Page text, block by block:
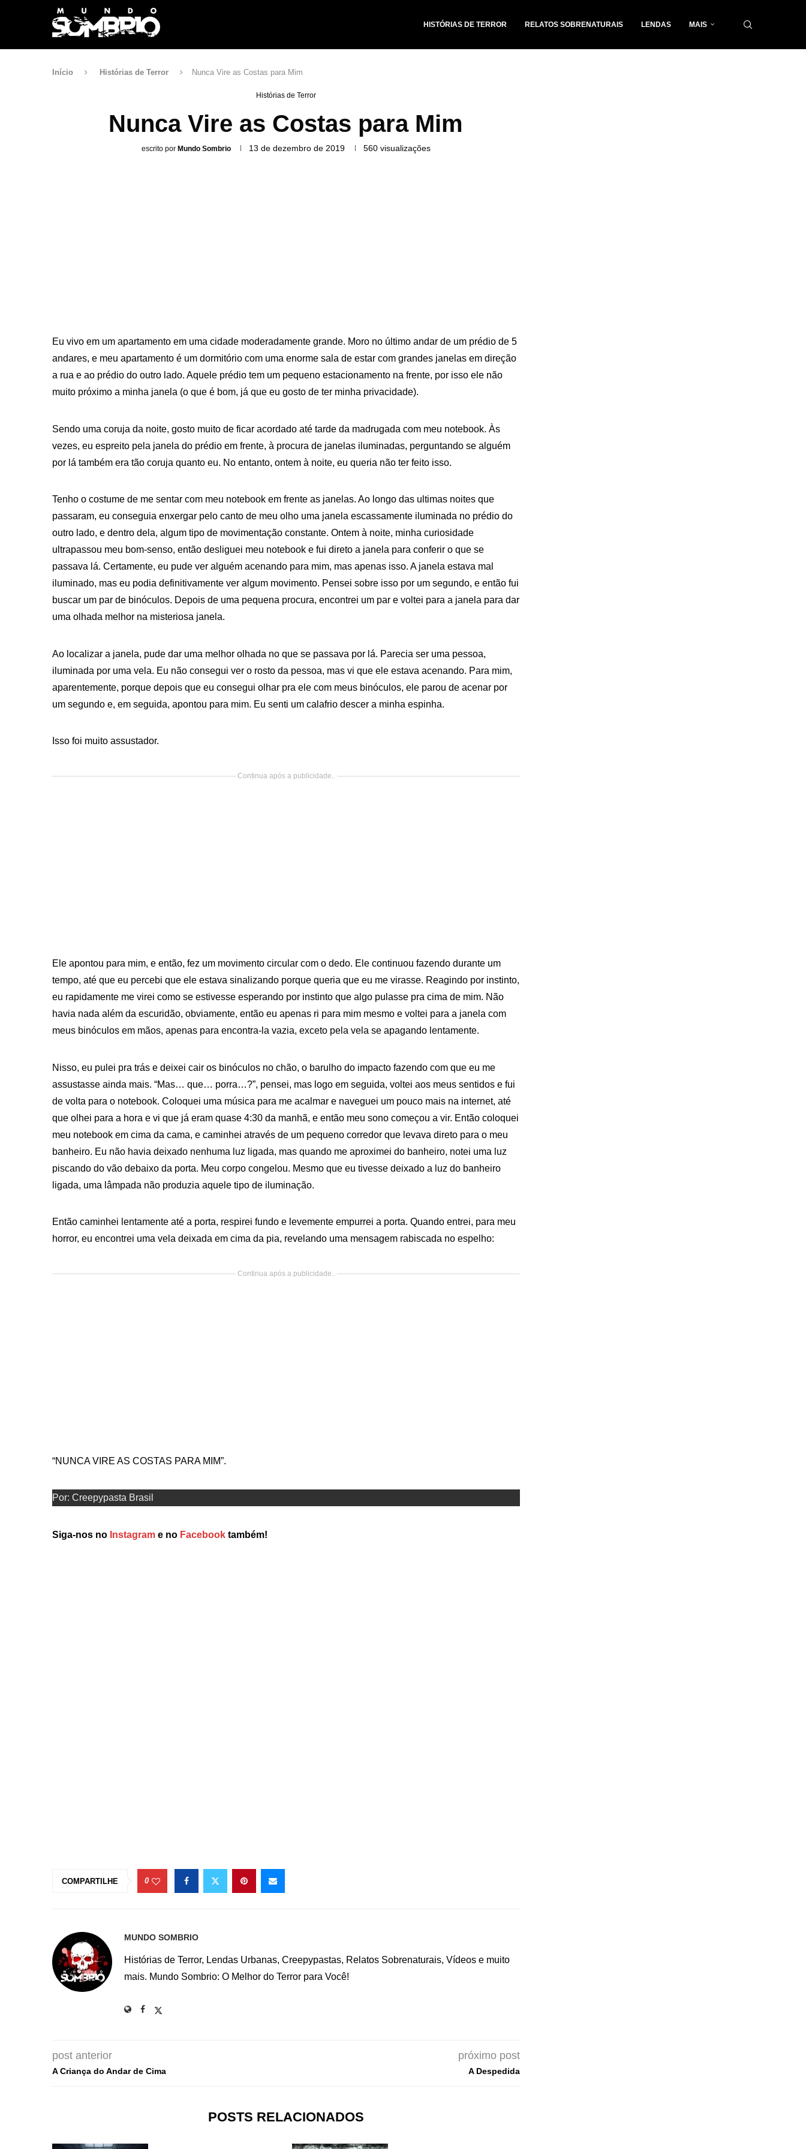
HISTÓRIAS DE TERROR RELATOS SOBRENATURAIS LENDAS MAIS
Início Histórias de Terror Nunca Vire as Costas para Mim
Histórias de Terror
Nunca Vire as Costas para Mim
escrito por Mundo Sombrio 13 de dezembro de 2019 560visualizações
Eu vivo em um apartamento em uma cidade moderadamente grande. Moro no último andar de um prédio de 5
andares, e meu apartamento é um dormitório com uma enorme sala de estar com grandes janelas em direção
a rua e ao prédio do outro lado. Aquele prédio tem um pequeno estacionamento na frente, por isso ele não
muito próximo a minha janela (o que é bom, já que eu gosto de ter minha privacidade).
Sendo uma coruja da noite, gosto muito de ficar acordado até tarde da madrugada com meu notebook. Às
vezes, eu espreito pela janela do prédio em frente, à procura de janelas iluminadas, perguntando se alguém
por lá também era tão coruja quanto eu. No entanto, ontem à noite, eu queria não ter feito isso.
Tenho o costume de me sentar com meu notebook em frente as janelas. Ao longo das ultimas noites que
passaram, eu conseguia enxergar pelo canto de meu olho uma janela escassamente iluminada no prédio do
outro lado, e dentro dela, algum tipo de movimentação constante. Ontem à noite, minha curiosidade
ultrapassou meu bom-senso, então desliguei meu notebook e fui direto a janela para conferir o que se
passava lá. Certamente, eu pude ver alguém acenando para mim, mas apenas isso. A janela estava mal
iluminado, mas eu podia definitivamente ver algum movimento. Pensei sobre isso por um segundo, e então fui
buscar um par de binóculos. Depois de uma pequena procura, encontrei um par e voltei para a janela para dar
uma olhada melhor na misteriosa janela.
Ao localizar a janela, pude dar uma melhor olhada no que se passava por lá. Parecia ser uma pessoa,
iluminada por uma vela. Eu não consegui ver o rosto da pessoa, mas vi que ele estava acenando. Para mim,
aparentemente, porque depois que eu consegui olhar pra ele com meus binóculos, ele parou de acenar por
um segundo e, em seguida, apontou para mim. Eu senti um calafrio descer a minha espinha.
Isso foi muito assustador.
Continua após a publicidade..
Ele apontou para mim, e então, fez um movimento circular com o dedo. Ele continuou fazendo durante um
tempo, até que eu percebi que ele estava sinalizando porque queria que eu me virasse. Reagindo por instinto,
eu rapidamente me virei como se estivesse esperando por instinto que algo pulasse pra cima de mim. Não
havia nada além da escuridão, obviamente, então eu apenas ri para mim mesmo e voltei para a janela com
meus binóculos em mãos, apenas para encontra-la vazia, exceto pela vela se apagando lentamente.
Nisso, eu pulei pra trás e deixei cair os binóculos no chão, o barulho do impacto fazendo com que eu me
assustasse ainda mais. “Mas… que… porra…?”, pensei, mas logo em seguida, voltei aos meus sentidos e fui
de volta para o notebook. Coloquei uma música para me acalmar e naveguei um pouco mais na internet, até
que olhei para a hora e vi que já eram quase 4:30 da manhã, e então meu sono começou a vir. Então coloquei
meu notebook em cima da cama, e caminhei através de um pequeno corredor que levava direto para o meu
banheiro. Eu não havia deixado nenhuma luz ligada, mas quando me aproximei do banheiro, notei uma luz
piscando do vão debaixo da porta. Meu corpo congelou. Mesmo que eu tivesse deixado a luz do banheiro
ligada, uma lâmpada não produzia aquele tipo de iluminação.
Então caminhei lentamente até a porta, respirei fundo e levemente empurrei a porta. Quando entrei, para meu
horror, eu encontrei uma vela deixada em cima da pia, revelando uma mensagem rabiscada no espelho:
Continua após a publicidade..
“NUNCA VIRE AS COSTAS PARA MIM”.
Por: Creepypasta Brasil
Siga-nos no Instagram e no Facebook também!
COMPARTILHE 0
MUNDO SOMBRIO
Histórias de Terror, Lendas Urbanas, Creepypastas, Relatos Sobrenaturais, Vídeos e muito
mais. Mundo Sombrio: O Melhor do Terror para Você!
post anterior
A Criança do Andar de Cima
próximo post
A Despedida
POSTS RELACIONADOS